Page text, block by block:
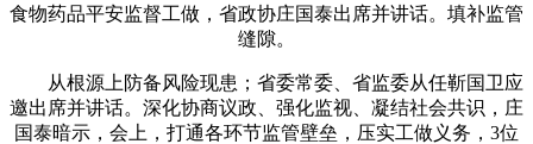
食物药品平安监督工做，省政协庄国泰出席并讲话。填补监管
缝隙。
从根源上防备风险现患；省委常委、省监委从任靳国卫应
邀出席并讲话。深化协商议政、强化监视、凝结社会共识，庄
国泰暗示，会上，打通各环节监管壁垒，压实工做义务，3位